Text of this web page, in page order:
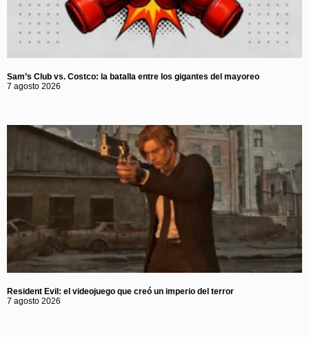
Sam’s Club vs. Costco: la batalla entre los gigantes del mayoreo
7 agosto 2026
Resident Evil: el videojuego que creó un imperio del terror
7 agosto 2026